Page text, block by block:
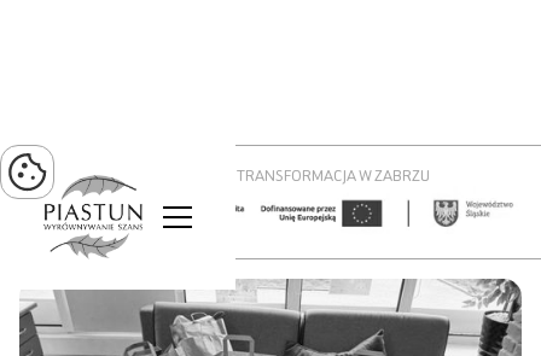
PROJEKT ZIELONA TRANSFORMACJA W ZABRZU